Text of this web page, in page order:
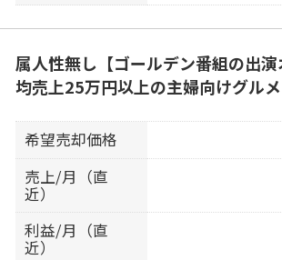
属人性無し【ゴールデン番組の出
均売上25万円以上の主婦向けグル
希望売却価格
売上/月（直
近）
利益/月（直
近）